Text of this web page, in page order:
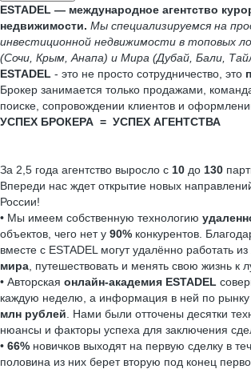
ESTADEL — международное агентство
недвижимости. Мы специализируемся на
инвестиционной недвижимости в топовых
(Сочи, Крым, Анапа) и Мира (Дубай, Бали,
ESTADEL - это не просто сотрудничество, это
Брокер занимается только продажами,
поиске, сопровождении клиентов и
УСПЕХ БРОКЕРА = УСПЕХ
За 2,5 года агентство выросло с 10 до 130
Впереди нас ждет открытие новых
России!
• Мы имеем собственную технологию
объектов, чего нет у 90% конкурентов.
вместе с ESTADEL могут удалённо работать из
мира , путешествовать и менять свою жизнь к
• Авторская онлайн-академия ESTADEL
каждую неделю, а информация в ней по рынку
млн рублей . Нами были отточены десятки
нюансы и факторы успеха для заключения
• 66% новичков выходят на первую сделку в
половина из них берет вторую под конец